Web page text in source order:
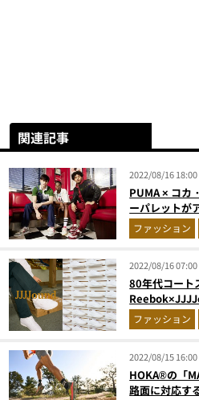
関連記事
2022/08/16 18:00
PUMA × コカ
ーパレットが
ファッション
2022/08/16 07:00
80年代コート
ファッション
2022/08/15 16:00
HOKA®の「
路面に対応す